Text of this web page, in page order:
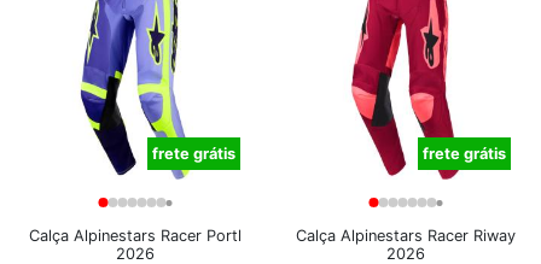
frete grátis
Calça Alpinestars Racer Portl
2026
frete grátis
Calça Alpinestars Racer Riway
2026